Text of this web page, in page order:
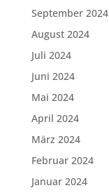
September 2024
August 2024
Juli 2024
Juni 2024
Mai 2024
April 2024
März 2024
Februar 2024
Januar 2024